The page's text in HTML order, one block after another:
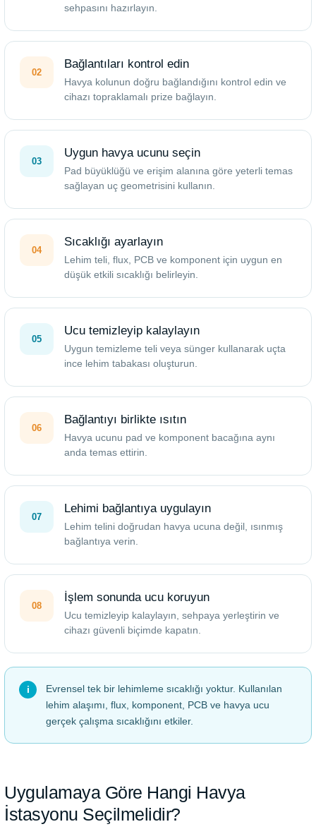
sehpasını hazırlayın.
02
Bağlantıları kontrol edin
Havya kolunun doğru bağlandığını kontrol edin ve
cihazı topraklamalı prize bağlayın.
03
Uygun havya ucunu seçin
Pad büyüklüğü ve erişim alanına göre yeterli temas
sağlayan uç geometrisini kullanın.
04
Sıcaklığı ayarlayın
Lehim teli, flux, PCB ve komponent için uygun en
düşük etkili sıcaklığı belirleyin.
05
Ucu temizleyip kalaylayın
Uygun temizleme teli veya sünger kullanarak uçta
ince lehim tabakası oluşturun.
06
Bağlantıyı birlikte ısıtın
Havya ucunu pad ve komponent bacağına aynı
anda temas ettirin.
07
Lehimi bağlantıya uygulayın
Lehim telini doğrudan havya ucuna değil, ısınmış
bağlantıya verin.
08
İşlem sonunda ucu koruyun
Ucu temizleyip kalaylayın, sehpaya yerleştirin ve
cihazı güvenli biçimde kapatın.
Evrensel tek bir lehimleme sıcaklığı yoktur. Kullanılan
lehim alaşımı, flux, komponent, PCB ve havya ucu
gerçek çalışma sıcaklığını etkiler.
Uygulamaya Göre Hangi Havya
İstasyonu Seçilmelidir?